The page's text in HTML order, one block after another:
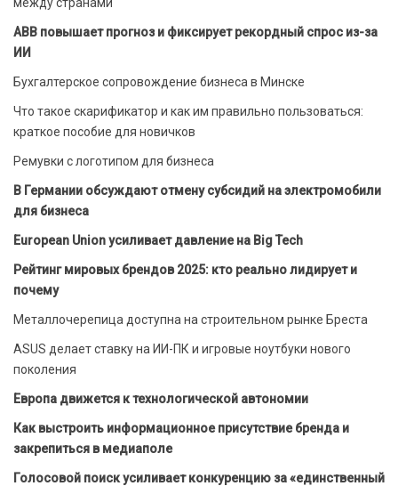
ABB повышает прогноз и фиксирует рекордный спрос из-за
ИИ
Бухгалтерское сопровождение бизнеса в Минске
Что такое скарификатор и как им правильно пользоваться:
краткое пособие для новичков
Ремувки с логотипом для бизнеса
В Германии обсуждают отмену субсидий на электромобили
для бизнеса
European Union усиливает давление на Big Tech
Рейтинг мировых брендов 2025: кто реально лидирует и
почему
Металлочерепица доступна на строительном рынке Бреста
ASUS делает ставку на ИИ-ПК и игровые ноутбуки нового
поколения
Европа движется к технологической автономии
Как выстроить информационное присутствие бренда и
закрепиться в медиаполе
Голосовой поиск усиливает конкуренцию за «единственный